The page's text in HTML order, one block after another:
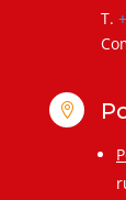
T.
